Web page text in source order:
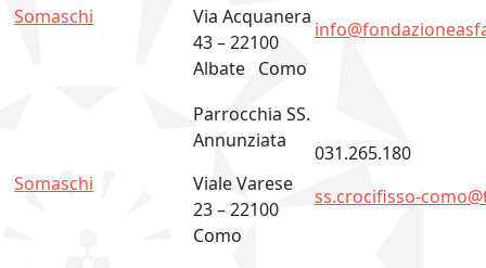
Somaschi
Via Acquanera
43 – 22100
Albate Como
Somaschi
Parrocchia SS.
Annunziata
Viale Varese
23 – 22100
Como
031.265.180
ss.crocifisso-